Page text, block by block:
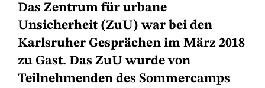
Das Zentrum für urbane
Unsicherheit (ZuU) war bei den
Karlsruher Gesprächen im März 2018
zu Gast. Das ZuU wurde von
Teilnehmenden des Sommercamps